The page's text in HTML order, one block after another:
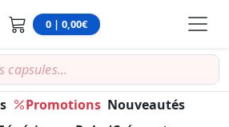
0 | 0,00€
Promotions Nouveautés